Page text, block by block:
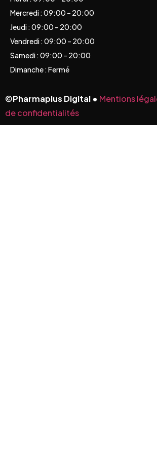
Mercredi : 09:00 – 20:00
Jeudi : 09:00 – 20:00
Vendredi : 09:00 – 20:00
Samedi : 09:00 – 20:00
Dimanche : Fermé
©Pharmaplus Digital • Mentions
de confidentialités